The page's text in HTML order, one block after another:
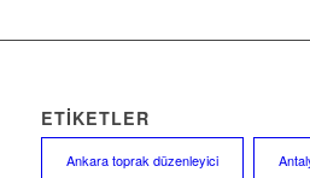
ETIKETLER
Ankara toprak düzenleyici